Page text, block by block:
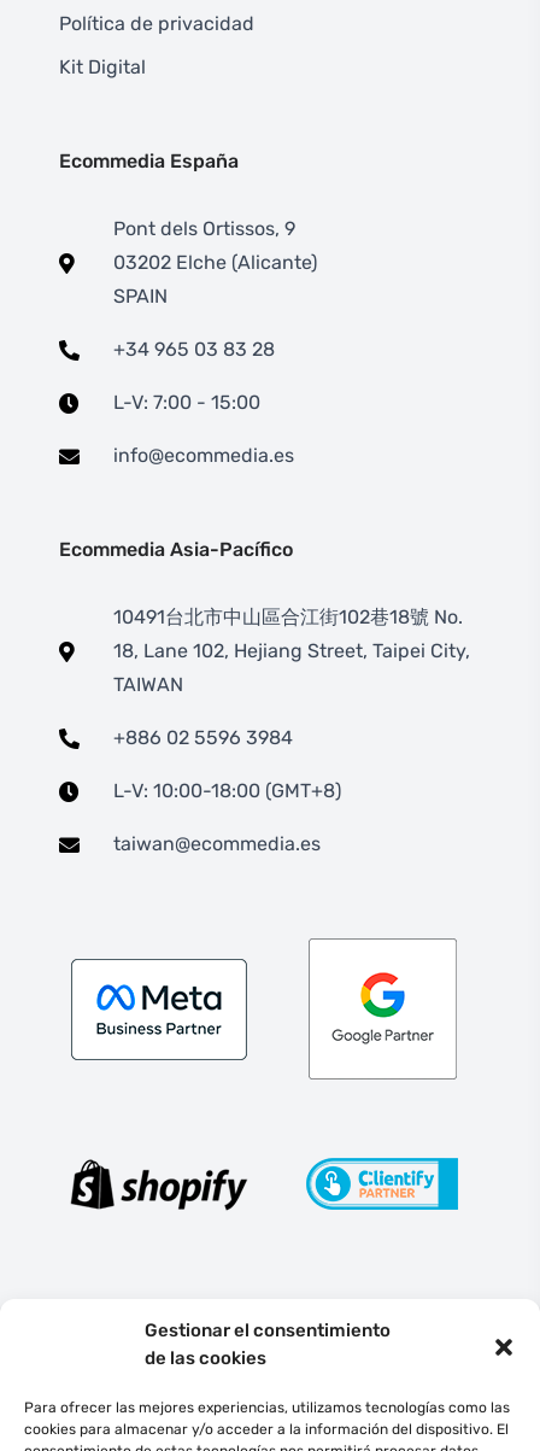
Gestionar el consentimiento
de las cookies
Para ofrecer las mejores experiencias, utilizamos tecnologías como las
cookies para almacenar y/o acceder a la información del dispositivo. El
Política de privacidad
Kit Digital
Ecommedia España
Pont dels Ortissos, 9
03202 Elche (Alicante)
SPAIN
+34 965 03 83 28
L-V: 7:00 - 15:00
info@ecommedia.es
Ecommedia Asia-Pacífico
10491台北市中山區合江街102巷18號 No.
18, Lane 102, Hejiang Street, Taipei City,
TAIWAN
+886 02 5596 3984
L-V: 10:00-18:00 (GMT+8)
taiwan@ecommedia.es